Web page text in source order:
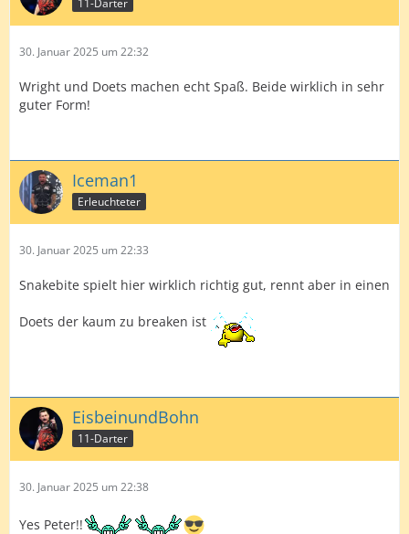
30. Januar 2025 um 22:32
Wright und Doets machen echt Spaß. Beide wirklich in sehr
guter Form!
Iceman1
Erleuchteter
30. Januar 2025 um 22:33
Snakebite spielt hier wirklich richtig gut, rennt aber in einen
Doets der kaum zu breaken ist
EisbeinundBohn
11-Darter
30. Januar 2025 um 22:38
Yes Peter!!